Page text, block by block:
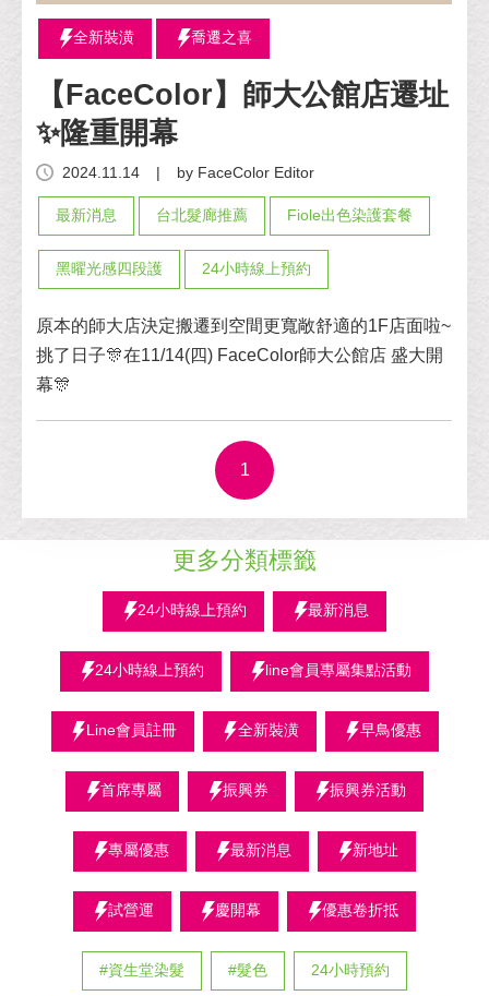
全新裝潢 喬遷之喜
【FaceColor】師大公館店遷址
✨隆重開幕
2024.11.14 | by FaceColor Editor
最新消息 台北髮廊推薦 Fiole出色染護套餐
黑曜光感四段護 24小時線上預約
原本的師大店決定搬遷到空間更寬敞舒適的1F店面啦~
挑了日子🎊在11/14(四) FaceColor師大公館店 盛大開
幕🎊
1
更多分類標籤
24小時線上預約 最新消息
24小時線上預約 line會員專屬集點活動
Line會員註冊 全新裝潢 早鳥優惠
首席專屬 振興券 振興券活動
專屬優惠 最新消息 新地址
試營運 慶開幕 優惠卷折抵
#資生堂染髮 #髮色 24小時預約